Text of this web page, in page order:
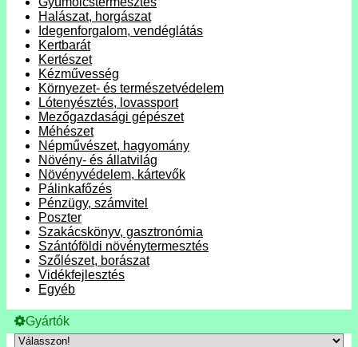
Halászat, horgászat
Idegenforgalom, vendéglátás
Kertbarát
Kertészet
Kézművesség
Környezet- és természetvédelem
Lótenyésztés, lovassport
Mezőgazdasági gépészet
Méhészet
Népművészet, hagyomány
Növény- és állatvilág
Növényvédelem, kártevők
Pálinkafőzés
Pénzügy, számvitel
Poszter
Szakácskönyv, gasztronómia
Szántóföldi növénytermesztés
Szőlészet, borászat
Vidékfejlesztés
Egyéb
Gyártók